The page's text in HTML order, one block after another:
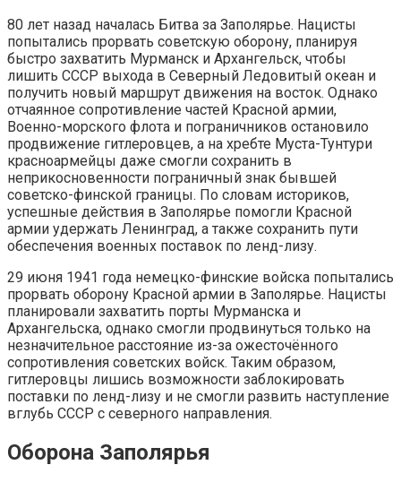
80 лет назад началась Битва за Заполярье. Нацисты
попытались прорвать советскую оборону, планируя
быстро захватить Мурманск и Архангельск, чтобы
лишить СССР выхода в Северный Ледовитый океан и
получить новый маршрут движения на восток. Однако
отчаянное сопротивление частей Красной армии,
Военно-морского флота и пограничников остановило
продвижение гитлеровцев, а на хребте Муста-Тунтури
красноармейцы даже смогли сохранить в
неприкосновенности пограничный знак бывшей
советско-финской границы. По словам историков,
успешные действия в Заполярье помогли Красной
армии удержать Ленинград, а также сохранить пути
обеспечения военных поставок по ленд-лизу.
29 июня 1941 года немецко-финские войска попытались
прорвать оборону Красной армии в Заполярье. Нацисты
планировали захватить порты Мурманска и
Архангельска, однако смогли продвинуться только на
незначительное расстояние из-за ожесточённого
сопротивления советских войск. Таким образом,
гитлеровцы лишись возможности заблокировать
поставки по ленд-лизу и не смогли развить наступление
вглубь СССР с северного направления.
Оборона Заполярья